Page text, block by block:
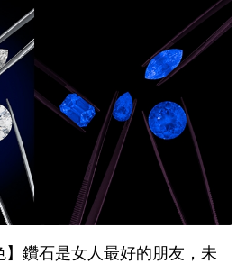
】鑽石是女人最好的朋友，未